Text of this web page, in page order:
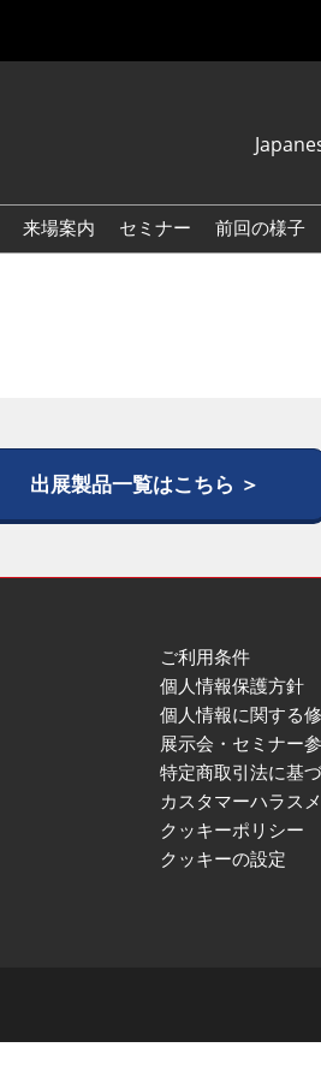
English
Korean
来場案内 セミナー 前回の様子
出展製品一覧はこちら ＞
ご利用条件
個人情報保護方針
個人情報に関する
展示会・セミナー
特定商取引法に基
カスタマーハラス
クッキーポリシー
クッキーの設定